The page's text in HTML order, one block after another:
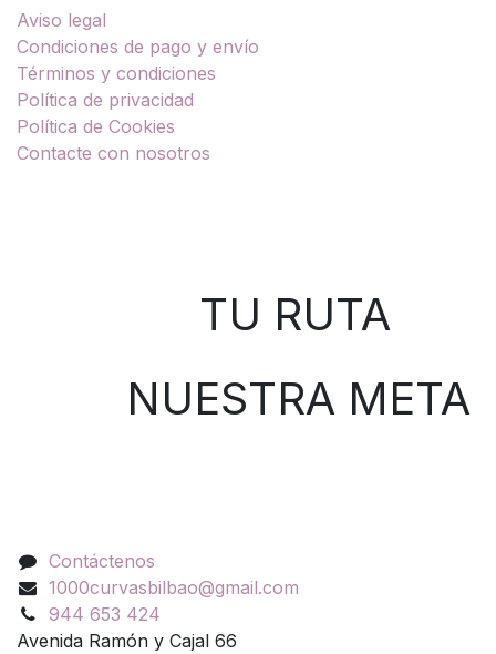
Aviso legal
Condiciones de pago y envío
Términos y condiciones
Política de privacidad
Política de Cookies
Contacte con nosotros
TU RUTA
NUESTRA META
Contáctenos
1000curvasbilbao@gmail.com
944 653 424
Avenida Ramón y Cajal 66